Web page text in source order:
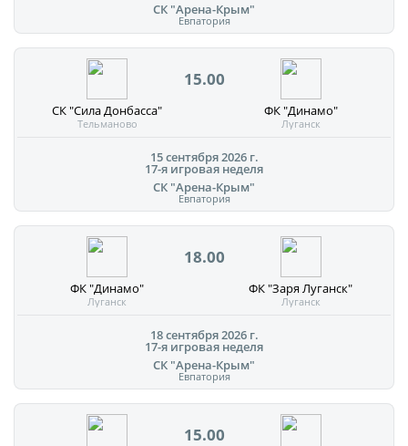
СК "Арена-Крым"
Евпатория
СК "Сила Донбасса"
Тельманово
ФК "Динамо"
Луганск
15.00
15 сентября 2026 г.
17-я игровая неделя
СК "Арена-Крым"
Евпатория
ФК "Динамо"
Луганск
ФК "Заря Луганск"
Луганск
18.00
18 сентября 2026 г.
17-я игровая неделя
СК "Арена-Крым"
Евпатория
15.00